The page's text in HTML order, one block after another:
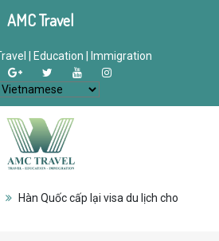
| Education | Immigration
Hàn Quốc cấp lại visa du lịch cho
AMC Travel